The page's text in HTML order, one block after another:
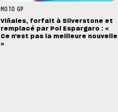
MOTO GP
Viñales, forfait à Silverstone et
remplacé par Pol Espargaro : «
Ce n'est pas la meilleure nouvelle
»